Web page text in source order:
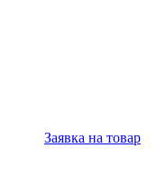
Заявка на товар